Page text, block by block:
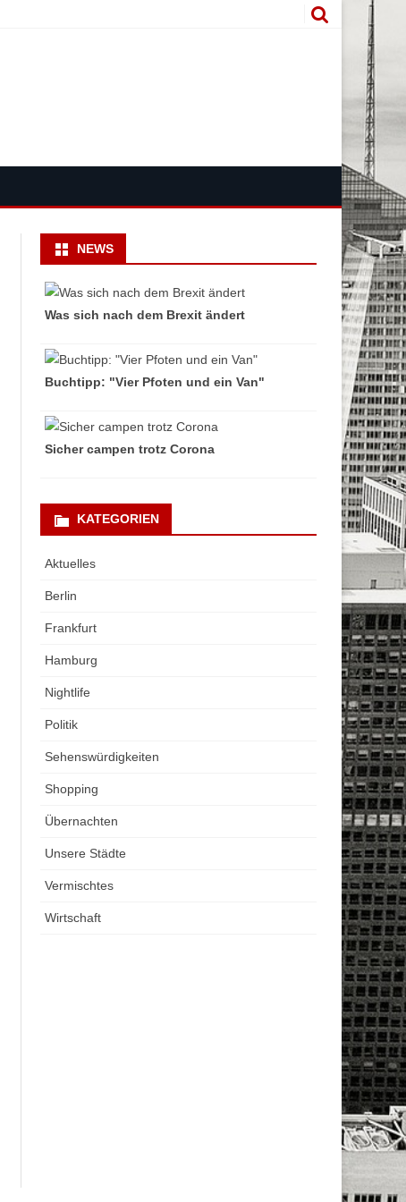
NEWS
Was sich nach dem Brexit ändert
Buchtipp: "Vier Pfoten und ein Van"
Sicher campen trotz Corona
KATEGORIEN
Aktuelles
Berlin
Frankfurt
Hamburg
Nightlife
Politik
Sehenswürdigkeiten
Shopping
Übernachten
Unsere Städte
Vermischtes
Wirtschaft